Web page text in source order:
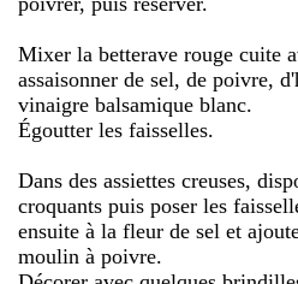
Mixer la betterave rouge cuite
assaisonner de sel, de poivre,
vinaigre balsamique blanc.
Égoutter les faisselles.
Dans des assiettes creuses,
croquants puis poser les
ensuite à la fleur de sel et
moulin à poivre.